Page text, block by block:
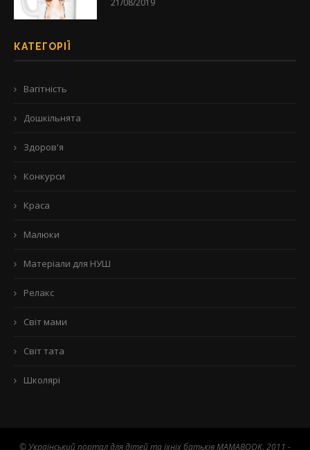
21/08/2019
КАТЕГОРІЇ
Вагітність
Дошкільнята
Здоров'я
Конкурси
Краса
Малюки
Матеріали для НУШ
Релакс
Світ мами
Світ тата
Школярі
© Український портал для дітей та їхніх батьків MAMABOOK. 2011 -